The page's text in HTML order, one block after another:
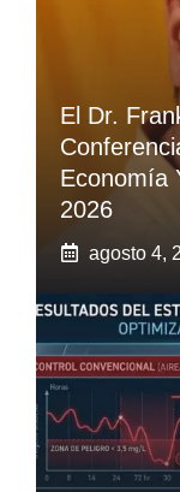
El Dr.
Economía
2026
agosto 4,